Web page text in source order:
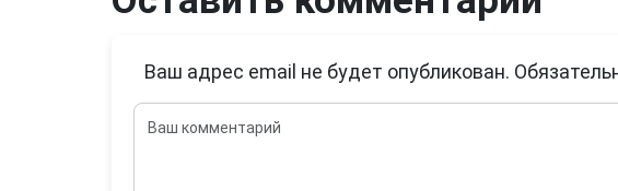
Ваш адрес email не будет опубликован.